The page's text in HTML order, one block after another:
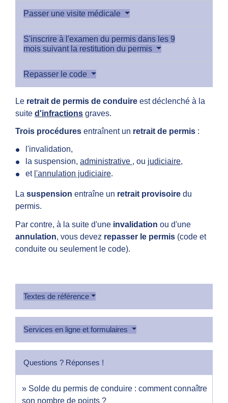
Passer une visite médicale
S'inscrire à l'examen du permis dans les 9
mois suivant la restitution du permis
Repasser le code
Le retrait de permis de conduire est déclenché à la
suite d'infractions graves.
Trois procédures entraînent un retrait de permis :
l'invalidation,
la suspension, administrative , ou judiciaire,
et l'annulation judiciaire.
La suspension entraîne un retrait provisoire du
permis.
Par contre, à la suite d'une invalidation ou d'une
annulation, vous devez repasser le permis (code et
conduite ou seulement le code).
Textes de référence
Services en ligne et formulaires
Questions ? Réponses !
Solde du permis de conduire : comment connaître
son nombre de points ?